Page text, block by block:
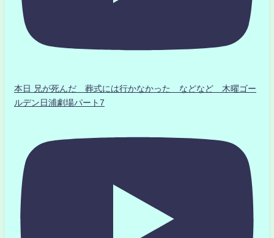
本日 兄が死んだ 葬式には行かなかった などなど 木曜ゴー
ルデン日浦劇場パート7